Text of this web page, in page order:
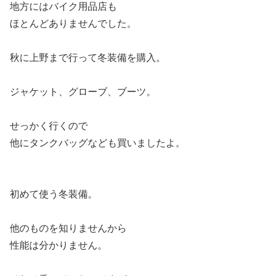
地方にはバイク用品店も
ほとんどありませんでした。
秋に上野まで行って冬装備を購入。
ジャケット、グローブ、ブーツ。
せっかく行くので
他にタンクバッグなども買いましたよ。
初めて使う冬装備。
他のものを知りませんから
性能は分かりません。